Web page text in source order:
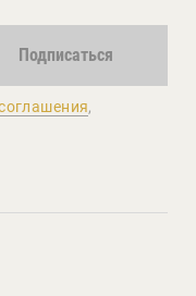
Подписаться
,